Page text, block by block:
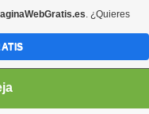
. ¿Quieres